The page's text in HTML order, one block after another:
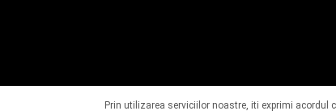
Prin utilizarea serviciilor noastre, iti exprimi